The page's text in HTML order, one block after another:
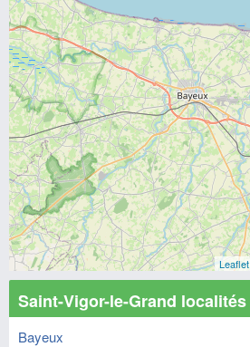
Leaflet
Saint-Vigor-le-Grand
Bayeux